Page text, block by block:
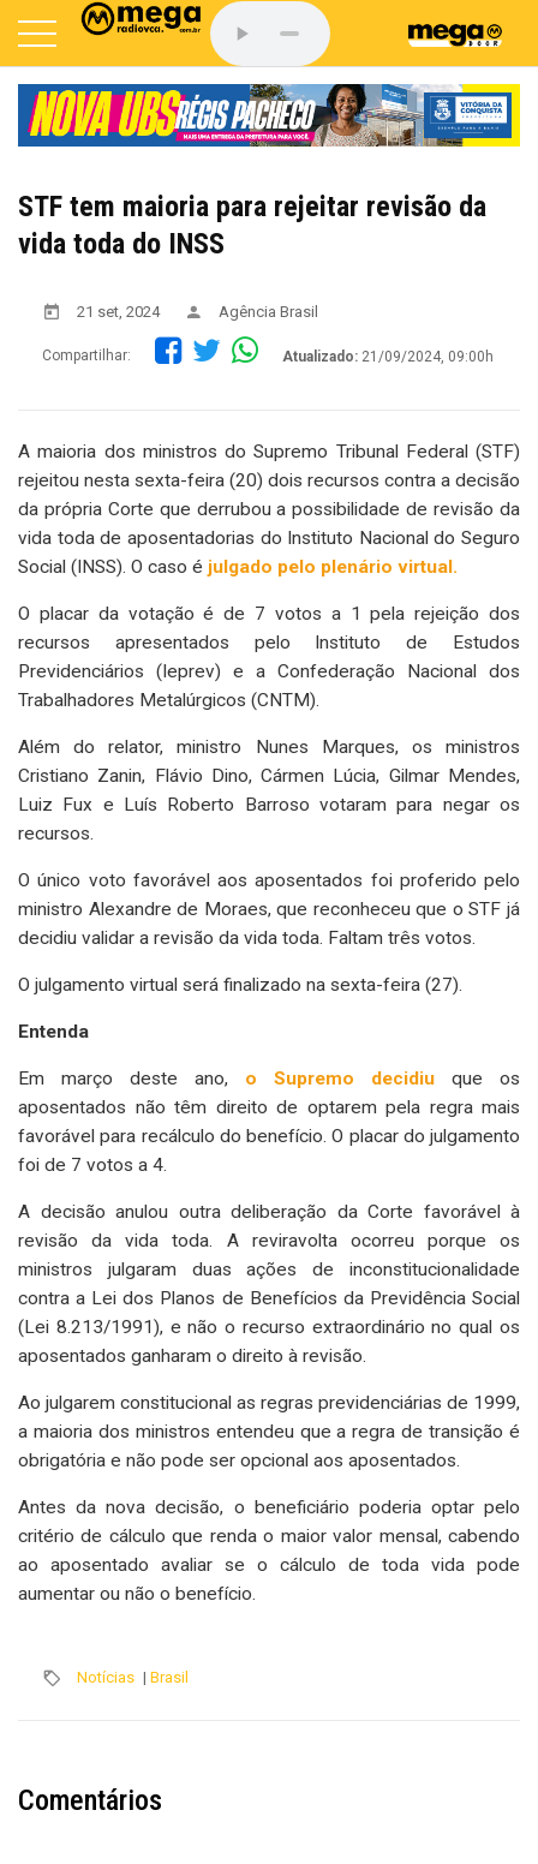
STF tem maioria para rejeitar revisão da
vida toda do INSS
21 set, 2024 Agência Brasil
Compartilhar: Atualizado: 21/09/2024, 09:00h
A maioria dos ministros do Supremo Tribunal Federal (STF)
rejeitou nesta sexta-feira (20) dois recursos contra a decisão
da própria Corte que derrubou a possibilidade de revisão da
vida toda de aposentadorias do Instituto Nacional do Seguro
Social (INSS). O caso é julgado pelo plenário virtual.
O placar da votação é de 7 votos a 1 pela rejeição dos
recursos apresentados pelo Instituto de Estudos
Previdenciários (Ieprev) e a Confederação Nacional dos
Trabalhadores Metalúrgicos (CNTM).
Além do relator, ministro Nunes Marques, os ministros
Cristiano Zanin, Flávio Dino, Cármen Lúcia, Gilmar Mendes,
Luiz Fux e Luís Roberto Barroso votaram para negar os
recursos.
O único voto favorável aos aposentados foi proferido pelo
ministro Alexandre de Moraes, que reconheceu que o STF já
decidiu validar a revisão da vida toda. Faltam três votos.
O julgamento virtual será finalizado na sexta-feira (27).
Entenda
Em março deste ano, o Supremo decidiu que os
aposentados não têm direito de optarem pela regra mais
favorável para recálculo do benefício. O placar do julgamento
foi de 7 votos a 4.
A decisão anulou outra deliberação da Corte favorável à
revisão da vida toda. A reviravolta ocorreu porque os
ministros julgaram duas ações de inconstitucionalidade
contra a Lei dos Planos de Benefícios da Previdência Social
(Lei 8.213/1991), e não o recurso extraordinário no qual os
aposentados ganharam o direito à revisão.
Ao julgarem constitucional as regras previdenciárias de 1999,
a maioria dos ministros entendeu que a regra de transição é
obrigatória e não pode ser opcional aos aposentados.
Antes da nova decisão, o beneficiário poderia optar pelo
critério de cálculo que renda o maior valor mensal, cabendo
ao aposentado avaliar se o cálculo de toda vida pode
aumentar ou não o benefício.
Notícias | Brasil
Comentários